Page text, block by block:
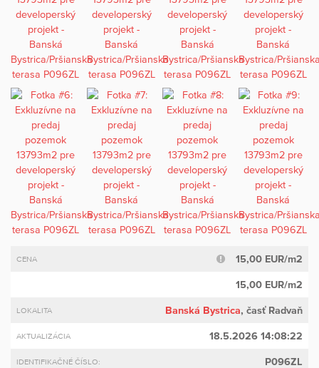
CENA 15,00 EUR/m2
15,00 EUR/m2
LOKALITA Banská Bystrica, časť Radvaň
AKTUALIZÁCIA 18.5.2026 14:08:22
IDENTIFIKAČNÉ ČÍSLO: P096ZL